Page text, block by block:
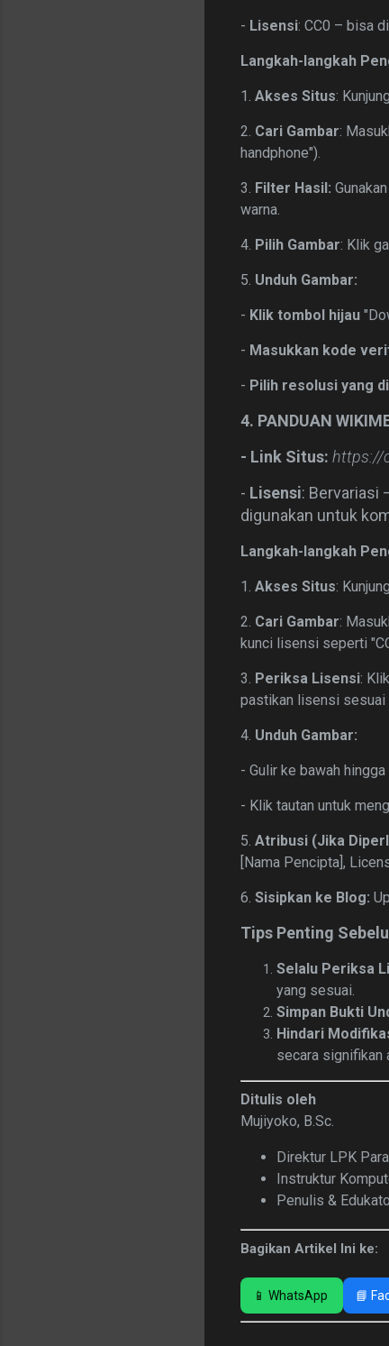
- Lisensi: CC0 – bisa
Langkah-langkah
1. Akses Situs:
2. Cari Gambar:
handphone").
3. Filter Hasil:
warna.
4. Pilih Gambar: Klik
5. Unduh Gambar:
- Klik tombol hijau
- Masukkan kode
- Pilih resolusi yang
4. PANDUAN
- Link Situs: https://
- Lisensi: Bervariasi
digunakan untuk
Langkah-langkah
1. Akses Situs:
2. Cari Gambar:
kunci lisensi seperti
3. Periksa Lisensi:
pastikan lisensi sesuai
4. Unduh Gambar:
- Gulir ke bawah
- Klik tautan untuk
5. Atribusi (Jika
[Nama Pencipta],
6. Sisipkan ke Blog:
Tips Penting
Selalu Periksa
yang sesuai.
Simpan Bukti
Hindari
secara signifikan
Ditulis oleh
Mujiyoko, B.Sc.
Direktur LPK
Instruktur
Penulis &
Bagikan Artikel Ini ke:
📱 WhatsApp 📘